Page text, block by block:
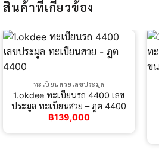
สินค้าที่เกี่ยวข้อง
ทะเบียนสวยเลขประมูล
1.okdee ทะเบียนรถ 4400 เลข
ประมูล ทะเบียนสวย – ฎต 4400
฿139,000